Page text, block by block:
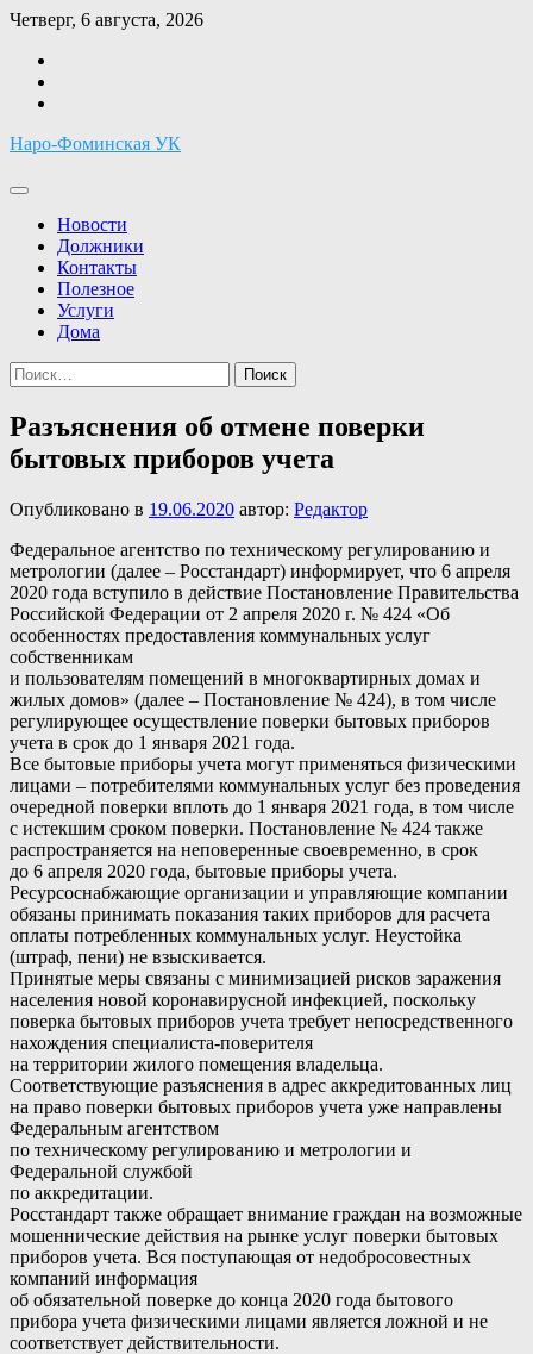
Перейти
содержимому
Четверг, 6 августа, 2026
Наро-Фоминская УК
Новости
Должники
Контакты
Полезное
Услуги
Дома
Найти:
Разъяснения об отмене поверки
бытовых приборов учета
Опубликовано в 19.06.2020 автор: Редактор
Федеральное агентство по техническому регулированию и
метрологии (далее – Росстандарт) информирует, что 6 апреля
2020 года вступило в действие Постановление Правительства
Российской Федерации от 2 апреля 2020 г. № 424 «Об
особенностях предоставления коммунальных услуг
собственникам
и пользователям помещений в многоквартирных домах и
жилых домов» (далее – Постановление № 424), в том числе
регулирующее осуществление поверки бытовых приборов
учета в срок до 1 января 2021 года.
Все бытовые приборы учета могут применяться физическими
лицами – потребителями коммунальных услуг без проведения
очередной поверки вплоть до 1 января 2021 года, в том числе
с истекшим сроком поверки. Постановление № 424 также
распространяется на неповеренные своевременно, в срок
до 6 апреля 2020 года, бытовые приборы учета.
Ресурсоснабжающие организации и управляющие компании
обязаны принимать показания таких приборов для расчета
оплаты потребленных коммунальных услуг. Неустойка
(штраф, пени) не взыскивается.
Принятые меры связаны с минимизацией рисков заражения
населения новой коронавирусной инфекцией, поскольку
поверка бытовых приборов учета требует непосредственного
нахождения специалиста-поверителя
на территории жилого помещения владельца.
Соответствующие разъяснения в адрес аккредитованных лиц
на право поверки бытовых приборов учета уже направлены
Федеральным агентством
по техническому регулированию и метрологии и
Федеральной службой
по аккредитации.
Росстандарт также обращает внимание граждан на возможные
мошеннические действия на рынке услуг поверки бытовых
приборов учета. Вся поступающая от недобросовестных
компаний информация
об обязательной поверке до конца 2020 года бытового
прибора учета физическими лицами является ложной и не
соответствует действительности.